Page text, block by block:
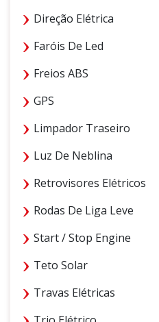
Direção Elétrica
Faróis De Led
Freios ABS
GPS
Limpador Traseiro
Luz De Neblina
Retrovisores Elétricos
Rodas De Liga Leve
Start / Stop Engine
Teto Solar
Travas Elétricas